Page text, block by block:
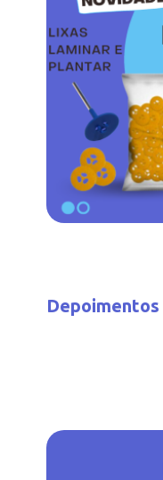
Depoimentos